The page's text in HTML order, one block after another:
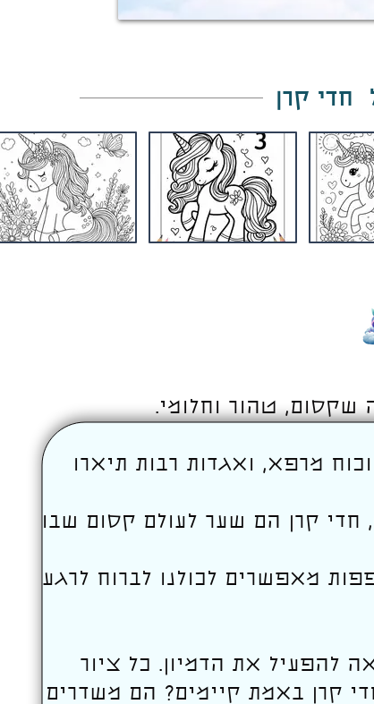
חדי קרן
טהור וחלומי.
מרפא, ואגדות רבות תיארו
חדי קרן הם שער לעולם קסום שבו
מאפשרים לכולנו לברוח לרגע
להפעיל את הדמיון. כל ציור
קרן באמת קיימים? הם משדרים